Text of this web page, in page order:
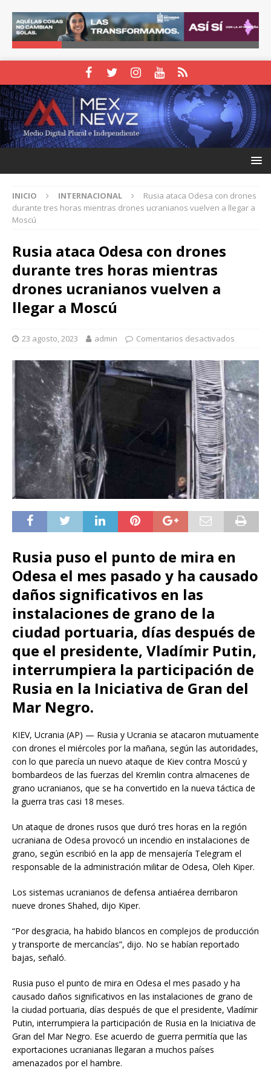
INICIO INTERNACIONAL
Rusia ataca Odesa con drones
durante tres horas mientras drones ucranianos vuelven a llegar a
Moscú
Rusia ataca Odesa con drones
durante tres horas mientras
drones ucranianos vuelven a
llegar a Moscú
23 agosto, 2023 admin Comentarios desactivados
Rusia puso el punto de mira en
Odesa el mes pasado y ha causado
daños significativos en las
instalaciones de grano de la
ciudad portuaria, días después de
que el presidente, Vladímir Putin,
interrumpiera la participación de
Rusia en la Iniciativa de Gran del
Mar Negro.
KIEV, Ucrania (AP) — Rusia y Ucrania se atacaron mutuamente
con drones el miércoles por la mañana, según las autoridades,
con lo que parecía un nuevo ataque de Kiev contra Moscú y
bombardeos de las fuerzas del Kremlin contra almacenes de
grano ucranianos, que se ha convertido en la nueva táctica de
la guerra tras casi 18 meses.
Un ataque de drones rusos que duró tres horas en la región
ucraniana de Odesa provocó un incendio en instalaciones de
grano, según escribió en la app de mensajería Telegram el
responsable de la administración militar de Odesa, Oleh Kiper.
Los sistemas ucranianos de defensa antiaérea derribaron
nueve drones Shahed, dijo Kiper.
“Por desgracia, ha habido blancos en complejos de producción
y transporte de mercancías”, dijo. No se habían reportado
bajas, señaló.
Rusia puso el punto de mira en Odesa el mes pasado y ha
causado daños significativos en las instalaciones de grano de
la ciudad portuaria, días después de que el presidente, Vladímir
Putin, interrumpiera la participación de Rusia en la Iniciativa de
Gran del Mar Negro. Ese acuerdo de guerra permitía que las
exportaciones ucranianas llegaran a muchos países
amenazados por el hambre.